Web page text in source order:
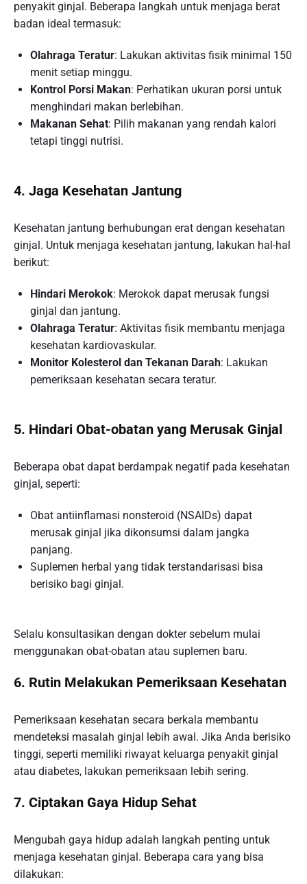
penyakit ginjal. Beberapa langkah untuk menjaga berat
badan ideal termasuk:
Olahraga Teratur: Lakukan aktivitas fisik minimal 150
menit setiap minggu.
Kontrol Porsi Makan: Perhatikan ukuran porsi untuk
menghindari makan berlebihan.
Makanan Sehat: Pilih makanan yang rendah kalori
tetapi tinggi nutrisi.
4. Jaga Kesehatan Jantung
Kesehatan jantung berhubungan erat dengan kesehatan
ginjal. Untuk menjaga kesehatan jantung, lakukan hal-hal
berikut:
Hindari Merokok: Merokok dapat merusak fungsi
ginjal dan jantung.
Olahraga Teratur: Aktivitas fisik membantu menjaga
kesehatan kardiovaskular.
Monitor Kolesterol dan Tekanan Darah: Lakukan
pemeriksaan kesehatan secara teratur.
5. Hindari Obat-obatan yang Merusak Ginjal
Beberapa obat dapat berdampak negatif pada kesehatan
ginjal, seperti:
Obat antiinflamasi nonsteroid (NSAIDs) dapat
merusak ginjal jika dikonsumsi dalam jangka
panjang.
Suplemen herbal yang tidak terstandarisasi bisa
berisiko bagi ginjal.
Selalu konsultasikan dengan dokter sebelum mulai
menggunakan obat-obatan atau suplemen baru.
6. Rutin Melakukan Pemeriksaan Kesehatan
Pemeriksaan kesehatan secara berkala membantu
mendeteksi masalah ginjal lebih awal. Jika Anda berisiko
tinggi, seperti memiliki riwayat keluarga penyakit ginjal
atau diabetes, lakukan pemeriksaan lebih sering.
7. Ciptakan Gaya Hidup Sehat
Mengubah gaya hidup adalah langkah penting untuk
menjaga kesehatan ginjal. Beberapa cara yang bisa
dilakukan: